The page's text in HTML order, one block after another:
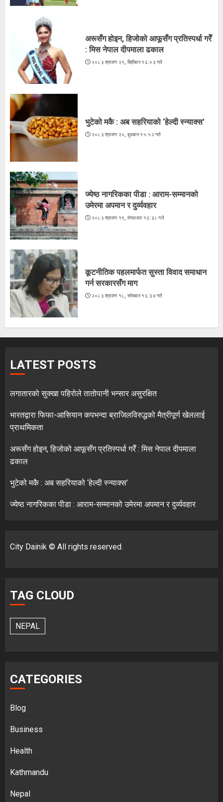
अरूसँग होइन, हिजोको आफूसँग प्रतिस्पर्धा गरेँ
: मिस नेपाल दीपमाला ढकाल
२०८३ श्रावण २१, बिहीबार १६:०३ गते
भुटेको मकै : अब सहरियाको ‘हेल्दी स्न्याक्स’
२०८३ श्रावण २०, बुधबार १५:५२ गते
ज्येष्ठ नागरिकका पीडा : आराम-सम्मानको
उमेरमा अपमान र दुर्व्यवहार
२०८३ श्रावण १९, मंगलवार १३:३८ गते
कूटनीतिक पहलमार्फत सुस्ता विवाद समाधान
गर्न सरकारसँग माग
२०८३ श्रावण १८, सोमबार १६:३४ गते
LATEST POSTS
लगातारको सुक्खा पहिरोले तातोपानी भन्सार असुरक्षित
भारतद्वारा फिफा-आसियान कपभन्दा ब्राजिलविरुद्धको मैत्रीपूर्ण खेललाई
प्राथमिकता
अरूसँग होइन, हिजोको आफूसँग प्रतिस्पर्धा गरेँ : मिस नेपाल दीपमाला
ढकाल
भुटेको मकै : अब सहरियाको ‘हेल्दी स्न्याक्स’
ज्येष्ठ नागरिकका पीडा : आराम-सम्मानको उमेरमा अपमान र दुर्व्यवहार
City Dainik © All rights reserved.
TAG CLOUD
NEPAL
CATEGORIES
Blog
Business
Health
Kathmandu
Nepal